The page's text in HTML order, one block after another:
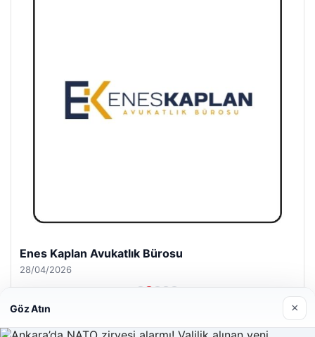
Enes Kaplan Avukatlık Bürosu
28/04/2026
Göz Atın ×